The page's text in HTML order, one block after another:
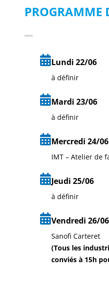
PROGRAMME
Lundi 22/06
à définir
Mardi 23/06
à définir
Mercredi 24/
IMT – Atelier de
Jeudi 25/06
à définir
Vendredi 26/06
Sanofi Carteret
(Tous les
conviés à 15h